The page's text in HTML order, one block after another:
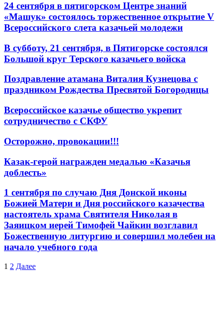
24 сентября в пятигорском Центре знаний
«Машук» состоялось торжественное открытие V
Всероссийского слета казачьей молодежи
В субботу, 21 сентября, в Пятигорске состоялся
Большой круг Терского казачьего войска
Поздравление атамана Виталия Кузнецова с
праздником Рождества Пресвятой Богородицы
Всероссийское казачье общество укрепит
сотрудничество с СКФУ
Осторожно, провокации!!!
Казак-герой награжден медалью «Казачья
доблесть»
1 сентября по случаю Дня Донской иконы
Божией Матери и Дня российского казачества
настоятель храма Святителя Николая в
Заяицком иерей Тимофей Чайкин возглавил
Божественную литургию и совершил молебен на
начало учебного года
1 2 Далее